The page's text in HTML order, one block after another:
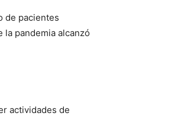
de pacientes
la pandemia alcanzó
actividades de